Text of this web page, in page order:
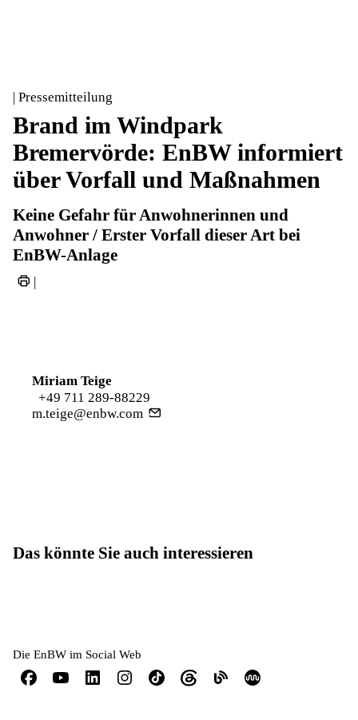
| Pressemitteilung
Brand im Windpark
Bremervörde: EnBW informiert
über Vorfall und Maßnahmen
Keine Gefahr für Anwohnerinnen und
Anwohner / Erster Vorfall dieser Art bei
EnBW-Anlage
|
Miriam Teige
+49 711 289-88229
m.teige@enbw.com
Das könnte Sie auch interessieren
Die EnBW im Social Web